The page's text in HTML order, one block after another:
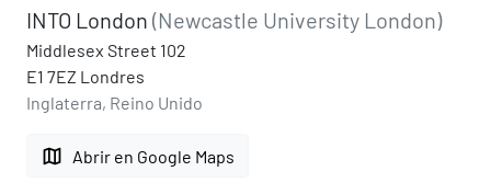
INTO London (Newcastle University London)
Middlesex Street 102
E1 7EZ Londres
Inglaterra, Reino Unido
map Abrir en Google Maps